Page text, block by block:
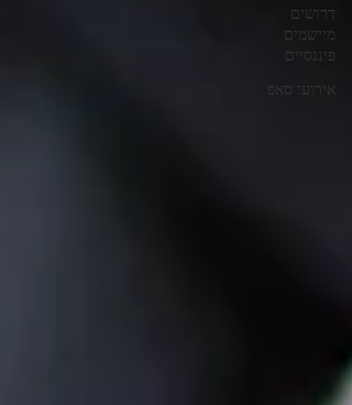
דרושים
מיישמים
פיננסיים
אירועי סאפ